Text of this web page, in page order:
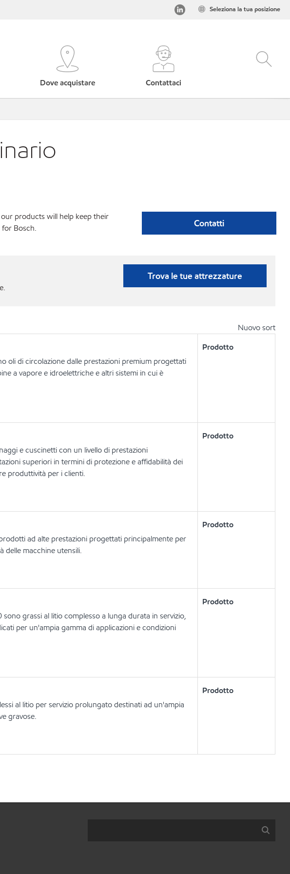
Seleziona la tua posizione
Dove acquistare Contattaci
products will help keep their
Bosch.
Contatti
Trova le tue attrezzature
Nuovo sort
oli di circolazione dalle prestazioni premium progettati
a vapore e idroelettriche e altri sistemi in cui è
Prodotto
e cuscinetti con un livello di prestazioni
superiori in termini di protezione e affidabilità dei
produttività per i clienti.
Prodotto
ad alte prestazioni progettati principalmente per
delle macchine utensili.
Prodotto
grassi al litio complesso a lunga durata in servizio,
per un'ampia gamma di applicazioni e condizioni
Prodotto
al litio per servizio prolungato destinati ad un'ampia
gravose.
Prodotto